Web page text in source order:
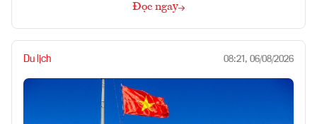
Đọc ngay
Du lịch 08:21, 06/08/2026